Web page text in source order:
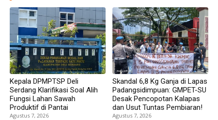
Kepala DPMPTSP Deli
Serdang Klarifikasi Soal Alih
Fungsi Lahan Sawah
Produktif di Pantai
Agustus 7, 2026
Skandal 6,8 Kg Ganja di Lapas
Padangsidimpuan: GMPET-SU
Desak Pencopotan Kalapas
dan Usut Tuntas Pembiaran!
Agustus 7, 2026